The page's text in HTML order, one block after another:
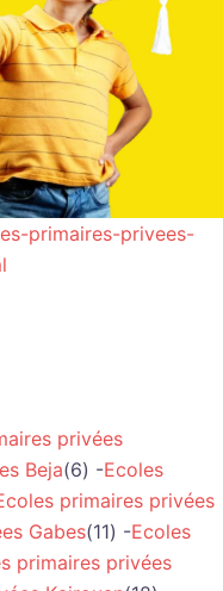
primaires-privees-
privées
Beja(6) -Ecoles
primaires privées
Gabes(11) -Ecoles
primaires privées